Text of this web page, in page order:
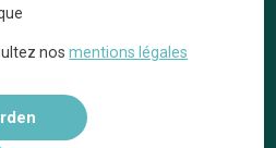
kennisgevingen
nosmentions légales